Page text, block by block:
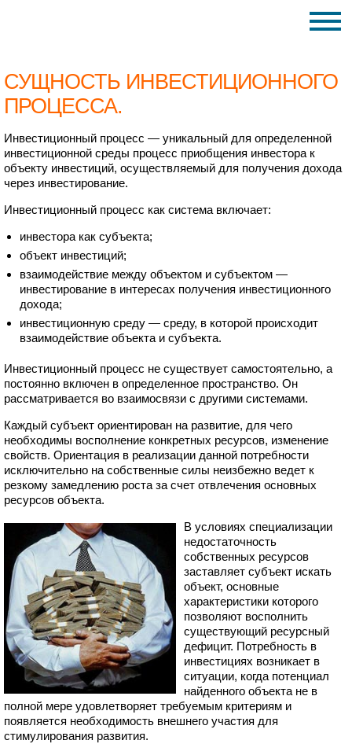
СУЩНОСТЬ ИНВЕСТИЦИОННОГО
ПРОЦЕССА.
Инвестиционный процесс — уникальный для определенной
инвестиционной среды процесс приобщения инвестора к
объекту инвестиций, осуществляемый для получения дохода
через инвестирование.
Инвестиционный процесс как система включает:
инвестора как субъекта;
объект инвестиций;
взаимодействие между объектом и субъектом —
инвестирование в интересах получения инвестиционного
дохода;
инвестиционную среду — среду, в которой происходит
взаимодействие объекта и субъекта.
Инвестиционный процесс не существует самостоятельно, а
постоянно включен в определенное пространство. Он
рассматривается во взаимосвязи с другими системами.
Каждый субъект ориентирован на развитие, для чего
необходимы восполнение конкретных ресурсов, изменение
свойств. Ориентация в реализации данной потребности
исключительно на собственные силы неизбежно ведет к
резкому замедлению роста за счет отвлечения основных
ресурсов объекта.
В условиях специализации
недостаточность
собственных ресурсов
заставляет субъект искать
объект, основные
характеристики которого
позволяют восполнить
существующий ресурсный
дефицит. Потребность в
инвестициях возникает в
ситуации, когда потенциал
найденного объекта не в
полной мере удовлетворяет требуемым критериям и
появляется необходимость внешнего участия для
стимулирования развития.